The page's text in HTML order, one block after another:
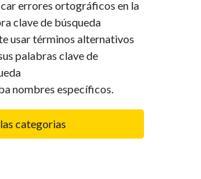
categorias
errores ortográficos en la
clave de búsqueda
usar términos alternativos
palabras clave de
nombres específicos.